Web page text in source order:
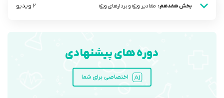
بخش هفدهم: مقادیر ویژه و بردار‌های ویژه 2 ویدیو
دوره های پیشنهادی
اختصاصی برای شما